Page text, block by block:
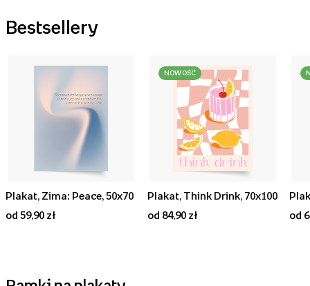
Bestsellery
Plakat, Zima: Peace, 50x70
od 59,90 zł
NOWOŚĆ
Plakat, Think Drink, 70x100
od 84,90 zł
od